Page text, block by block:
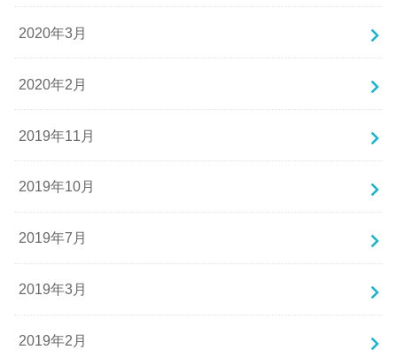
2020年3月
2020年2月
2019年11月
2019年10月
2019年7月
2019年3月
2019年2月